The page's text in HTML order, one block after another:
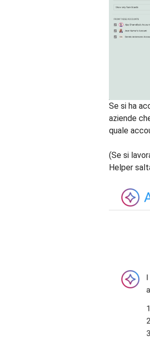
Se si ha
aziende
quale
(Se si
Helper